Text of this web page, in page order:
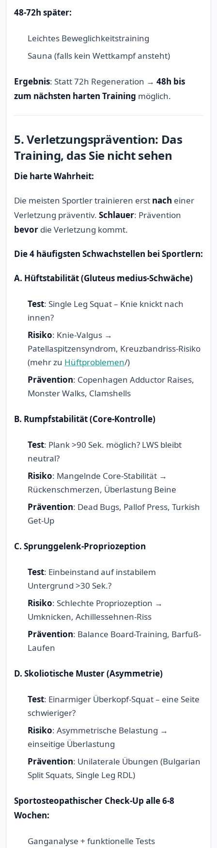
48-72h später:
Leichtes Beweglichkeitstraining
Sauna (falls kein Wettkampf ansteht)
Ergebnis: Statt 72h Regeneration → 48h bis
zum nächsten harten Training möglich.
5. Verletzungsprävention: Das
Training, das Sie nicht sehen
Die harte Wahrheit:
Die meisten Sportler trainieren erst nach einer
Verletzung präventiv. Schlauer: Prävention
bevor die Verletzung kommt.
Die 4 häufigsten Schwachstellen bei Sportlern:
A. Hüftstabilität (Gluteus medius-Schwäche)
Test: Single Leg Squat – Knie knickt nach
innen?
Risiko: Knie-Valgus →
Patellaspitzensyndrom, Kreuzbandriss-Risiko
(mehr zu Hüftproblemen/)
Prävention: Copenhagen Adductor Raises,
Monster Walks, Clamshells
B. Rumpfstabilität (Core-Kontrolle)
Test: Plank >90 Sek. möglich? LWS bleibt
neutral?
Risiko: Mangelnde Core-Stabilität →
Rückenschmerzen, Überlastung Beine
Prävention: Dead Bugs, Pallof Press, Turkish
Get-Up
C. Sprunggelenk-Propriozeption
Test: Einbeinstand auf instabilem
Untergrund >30 Sek.?
Risiko: Schlechte Propriozeption →
Umknicken, Achillessehnen-Riss
Prävention: Balance Board-Training, Barfuß-
Laufen
D. Skoliotische Muster (Asymmetrie)
Test: Einarmiger Überkopf-Squat – eine Seite
schwieriger?
Risiko: Asymmetrische Belastung →
einseitige Überlastung
Prävention: Unilaterale Übungen (Bulgarian
Split Squats, Single Leg RDL)
Sportosteopathischer Check-Up alle 6-8
Wochen:
Ganganalyse + funktionelle Tests